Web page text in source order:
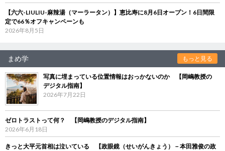
【六六-LIULIU-麻辣湯（マーラータン）】恵比寿に8月6日オープン！6日間限
定で66％オフキャンペーンも
2026年8月5日
まめ学 もっと見る
写真に埋まっている位置情報はおっかないのか 【岡嶋教授の
デジタル指南】
2026年7月22日
ゼロトラストって何？ 【岡嶋教授のデジタル指南】
2026年6月18日
きっと大平元首相は泣いている 【政眼鏡（せいがんきょう）－本田雅俊の政